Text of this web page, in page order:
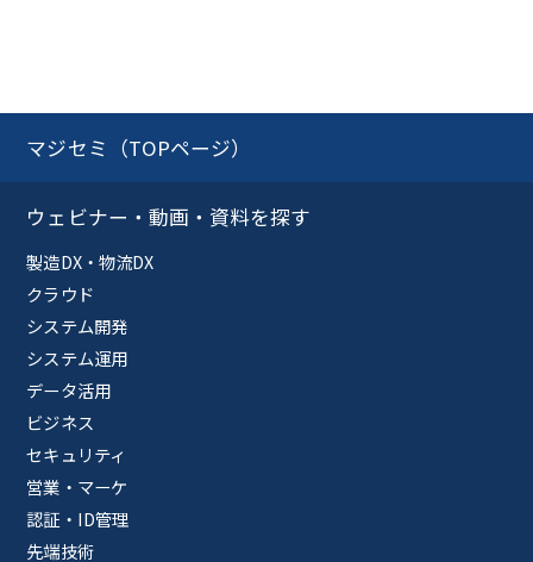
マジセミ（TOPページ）
ウェビナー・動画・資料を探す
製造DX・物流DX
クラウド
システム開発
システム運用
データ活用
ビジネス
セキュリティ
営業・マーケ
認証・ID管理
先端技術